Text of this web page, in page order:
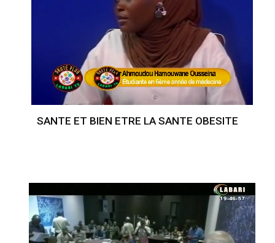
SANTE ET BIEN ETRE LA SANTE OBESITE